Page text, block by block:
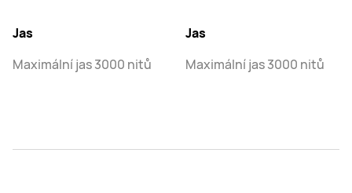
Jas
Maximální jas 3000 nitů
Jas
Maximální jas 3000 nitů